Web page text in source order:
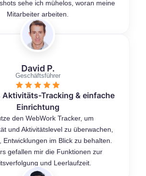
sehe ich mühelos, woran meine
Mitarbeiter arbeiten.
David P.
Geschäftsführer
Aktivitäts-Tracking & einfache
Einrichtung
den WebWork Tracker, um
und Aktivitätslevel zu überwachen,
Entwicklungen im Blick zu behalten.
gefallen mir die Funktionen zur
und Leerlaufzeit.